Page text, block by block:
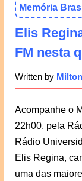
Memória
Elis
FM nesta
Written by
Acompanhe o
22h00, pela
Rádio
Elis Regina,
uma das